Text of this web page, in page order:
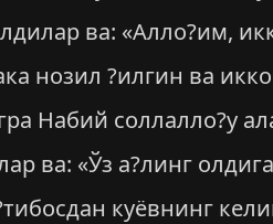
ва: «Алло?им,
нозил ?илгин ва
Набий соллалло?у
ва: «Ўз а?линг
куёвнинг